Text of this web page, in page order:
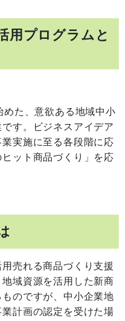
用プログラムと
た、意欲ある地域中小
す。ビジネスアイデア
実施に至る各段階に応
ット商品づくり」を応
売れる商品づくり支援
域資源を活用した新商
のですが、中小企業地
計画の認定を受けた場